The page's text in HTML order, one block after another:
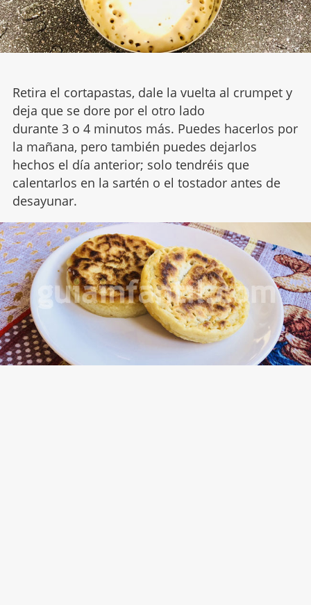
Retira el cortapastas, dale la vuelta al crumpet y
deja que se dore por el otro lado
durante 3 o 4 minutos más. Puedes hacerlos por
la mañana, pero también puedes dejarlos
hechos el día anterior; solo tendréis que
calentarlos en la sartén o el tostador antes de
desayunar.